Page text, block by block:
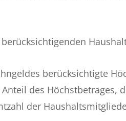
berücksichtigte
Anteil des
der